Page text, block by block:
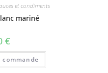
et condiments
mariné
€